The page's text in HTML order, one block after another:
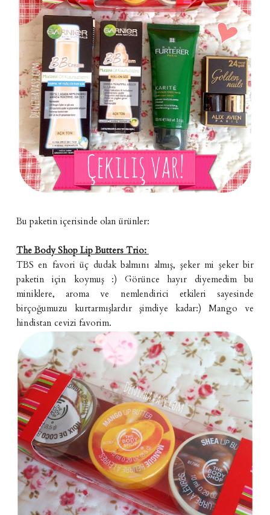
Bu paketin içerisinde olan ürünler:
The Body Shop Lip Butters Trio:
TBS en favori üç dudak balmını almış, şeker mi şeker bir
paketin için koymuş :) Görünce hayır diyemedim bu
miniklere, aroma ve nemlendirici etkileri sayesinde
birçoğumuzu kurtarmışlardır şimdiye kadar:) Mango ve
hindistan cevizi favorim.